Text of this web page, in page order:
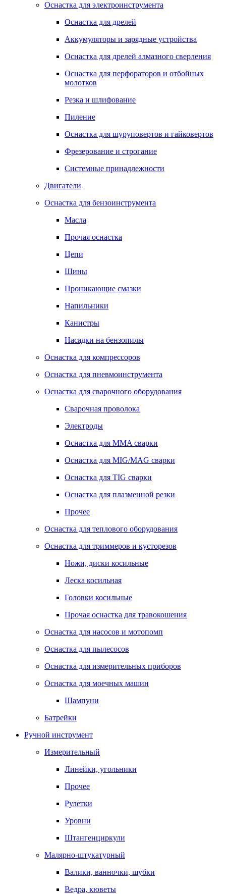
Оснастка для электроинструмента
Оснастка для дрелей
Аккумуляторы и зарядные устройства
Оснастка для дрелей алмазного сверления
Оснастка для перфораторов и отбойных
молотков
Резка и шлифование
Пиление
Оснастка для шуруповертов и гайковертов
Фрезерование и строгание
Системные принадлежности
Двигатели
Оснастка для бензоинструмента
Масла
Прочая оснастка
Цепи
Шины
Проникающие смазки
Напильники
Канистры
Насадки на бензопилы
Оснастка для компрессоров
Оснастка для пневмоинструмента
Оснастка для сварочного оборудования
Сварочная проволока
Электроды
Оснастка для MMA сварки
Оснастка для MIG/MAG сварки
Оснастка для TIG сварки
Оснастка для плазменной резки
Прочее
Оснастка для теплового оборудования
Оснастка для триммеров и кусторезов
Ножи, диски косильные
Леска косильная
Головки косильные
Прочая оснастка для травокошения
Оснастка для насосов и мотопомп
Оснастка для пылесосов
Оснастка для измерительных приборов
Оснастка для моечных машин
Шампуни
Батрейки
Ручной инструмент
Измерительный
Линейки, угольники
Прочее
Рулетки
Уровни
Штангенциркули
Малярно-штукатурный
Валики, ванночки, шубки
Ведра, кюветы